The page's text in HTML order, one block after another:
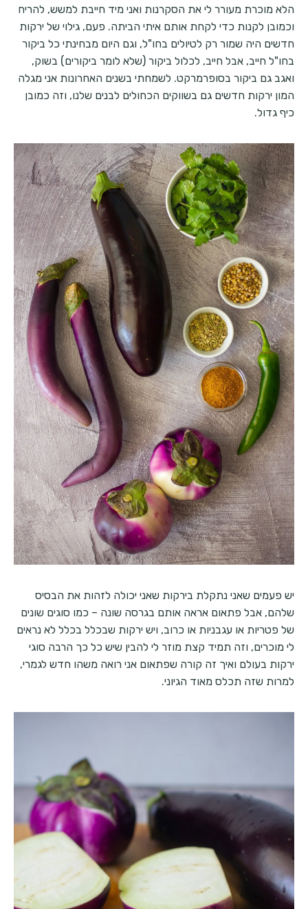
הלא מוכרת מעורר לי את הסקרנות ואני מיד חייבת למשש, להריח
וכמובן לקנות כדי לקחת אותם איתי הביתה. פעם, גילוי של ירקות
חדשים היה שמור רק לטיולים בחו"ל, וגם היום מבחינתי כל ביקור
בחו"ל חייב, אבל חייב, לכלול ביקור (שלא לומר ביקורים) בשוק,
ואגב גם ביקור בסופרמרקט. לשמחתי בשנים האחרונות אני מגלה
המון ירקות חדשים גם בשווקים הכחולים לבנים שלנו, וזה כמובן
כיף גדול.
יש פעמים שאני נתקלת בירקות שאני יכולה לזהות את הבסיס
שלהם, אבל פתאום אראה אותם בגרסה שונה – כמו סוגים שונים
של פטריות או עגבניות או כרוב, ויש ירקות שבכלל בכלל לא נראים
לי מוכרים, וזה תמיד קצת מוזר לי להבין שיש כל כך הרבה סוגי
ירקות בעולם ואיך זה קורה שפתאום אני רואה משהו חדש לגמרי,
למרות שזה תכלס מאוד הגיוני.